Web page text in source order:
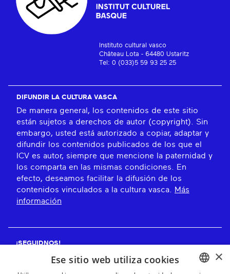
Instituto cultural vasco
Château Lota - 64480 Ustaritz
Tel: 0 (033)5 59 93 25 25
DIFUNDIR LA CULTURA VASCA
De manera general, los contenidos de este sitio
están sujetos a derechos de autor (copyright). Sin
embargo, usted está autorizado a copiar, adaptar y
difundir los contenidos publicados de los que el
ICV es autor, siempre que mencione la paternidad y
los comparta en las mismas condiciones. En
efecto, deseamos facilitar la difusión de los
contenidos vinculados a la cultura vasca.
Más
información
¡SEGUIDNOS!
×
Ese sitio web utiliza cookies